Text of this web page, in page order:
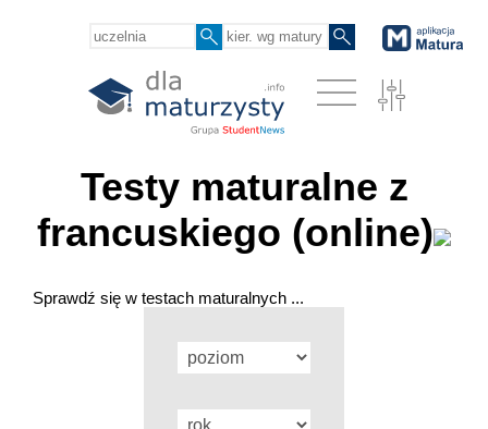
Testy maturalne z
francuskiego (online)
Sprawdź się w testach maturalnych ...